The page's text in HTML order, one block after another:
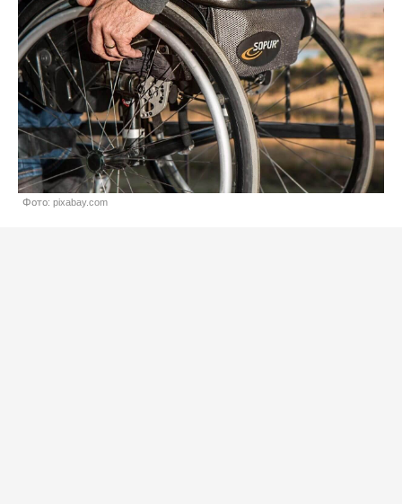
Фото: pixabay.com